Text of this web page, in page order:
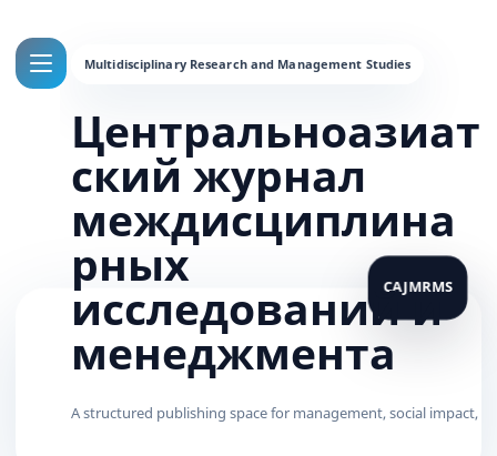
Центральноазиат
ский журнал
междисциплина
рных
исследований и
менеджмента